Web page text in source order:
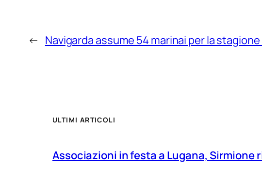
← Navigarda assume 54 marinai per la
ULTIMI ARTICOLI
Associazioni in festa a Lugana,